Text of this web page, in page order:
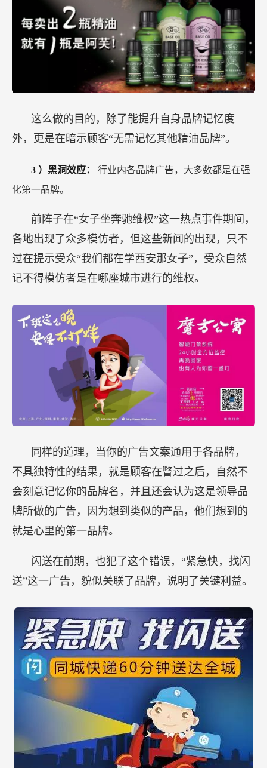
这么做的目的，除了能提升自身品牌记忆度
外，更是在暗示顾客“无需记忆其他精油品牌”。
3 ）黑洞效应： 行业内各品牌广告，大多数都是在强
化第一品牌。
前阵子在“女子坐奔驰维权”这一热点事件期间，
各地出现了众多模仿者，但这些新闻的出现，只不
过在提示受众“我们都在学西安那女子”，受众自然
记不得模仿者是在哪座城市进行的维权。
同样的道理，当你的广告文案通用于各品牌，
不具独特性的结果，就是顾客在瞥过之后，自然不
会刻意记忆你的品牌名，并且还会认为这是领导品
牌所做的广告，因为想到类似的产品，他们想到的
就是心里的第一品牌。
闪送在前期，也犯了这个错误，“紧急快，找闪
送”这一广告，貌似关联了品牌，说明了关键利益。